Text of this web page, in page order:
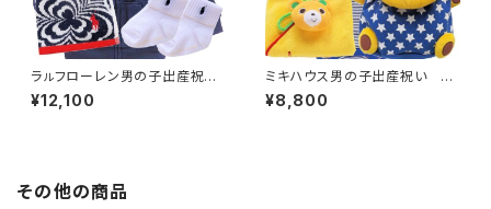
ラㇽフローレン男の子出産祝
い 定番ネイビーパーカー祝福
セット
¥12,100
ミキハウス男の子出産祝い 半
袖ロンパース（6～12ヶ月）とリ
ュックセット
¥8,800
その他の商品